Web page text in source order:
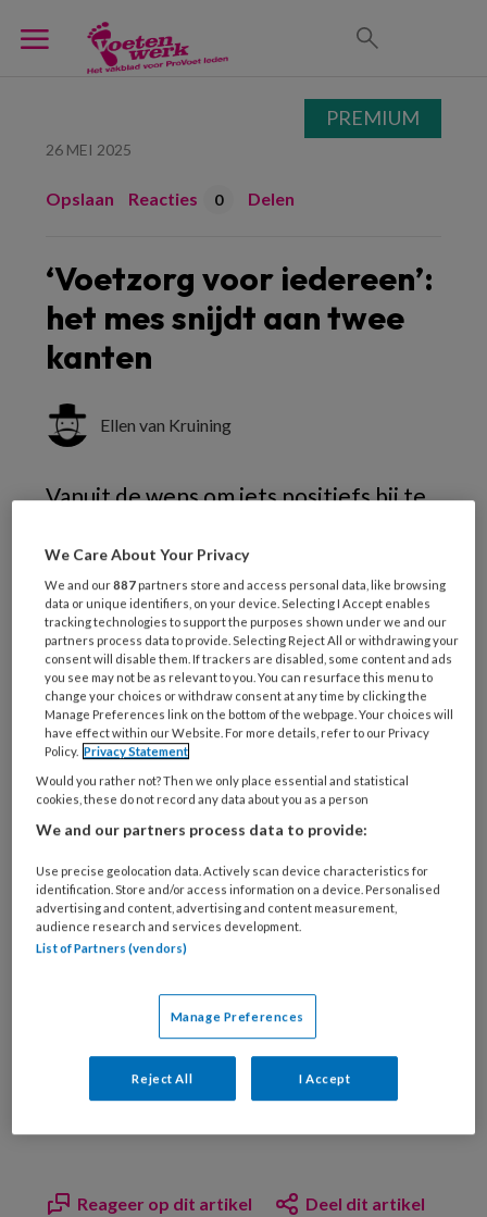
26 MEI 2025
Opslaan Reacties 0 Delen
‘Voetzorg voor iedereen’:
het mes snijdt aan twee
kanten
Ellen van Kruining
Vanuit de wens om iets positiefs bij te
Yvonne van Mil en Marijn Poels,
eigenaren van Paramedische Voetzorg,
in 2019 met hun programma ‘Voetzorg
voor iedereen'. Volgens dit traject,
uitgevoerd binnen de Paramedische
Voetzorg Academie, verzorgen
stagiairs en leerlingen de voeten van
cliënten met een smalle beurs tegen
een sterk gereduceerd tarief.
PREMIUM
Bekijk de mogelijkheden
Al abonnee?Log dan in
PREMIUM
Reageer op dit artikel Deel dit artikel
We Care About Your Privacy
We and our887 partners store and access personal data, like browsing
data or unique identifiers, on your device. Selecting I Accept enables
tracking technologies to support the purposes shown under we and our
partners process data to provide. Selecting Reject All or withdrawing your
consent will disable them. If trackers are disabled, some content and ads
you see may not be as relevant to you. You can resurface this menu to
change your choices or withdraw consent at any time by clicking the
Manage Preferences link on the bottom of the webpage. Your choices will
have effect within our Website. For more details, refer to our Privacy
Policy. Privacy Statement
Would you rather not? Then we only place essential and statistical
cookies, these do not record any data about you as a person
We and our partners process data to provide:
Use precise geolocation data. Actively scan device characteristics for
identification. Store and/or access information on a device. Personalised
advertising and content, advertising and content measurement,
audience research and services development.
List of Partners (vendors)
Manage Preferences
Reject All I Accept